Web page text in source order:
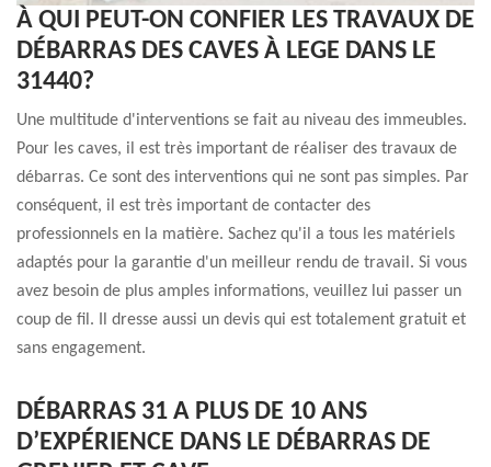
À QUI PEUT-ON CONFIER LES TRAVAUX DE
DÉBARRAS DES CAVES À LEGE DANS LE
31440?
Une multitude d'interventions se fait au niveau des immeubles.
Pour les caves, il est très important de réaliser des travaux de
débarras. Ce sont des interventions qui ne sont pas simples. Par
conséquent, il est très important de contacter des
professionnels en la matière. Sachez qu'il a tous les matériels
adaptés pour la garantie d'un meilleur rendu de travail. Si vous
avez besoin de plus amples informations, veuillez lui passer un
coup de fil. Il dresse aussi un devis qui est totalement gratuit et
sans engagement.
DÉBARRAS 31 A PLUS DE 10 ANS
D’EXPÉRIENCE DANS LE DÉBARRAS DE